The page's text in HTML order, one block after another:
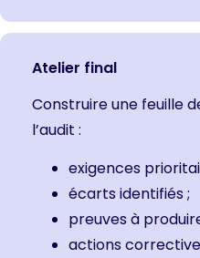
Atelier final
Construire une feuille
l’audit :
exigences
écarts identifiés ;
preuves à
actions